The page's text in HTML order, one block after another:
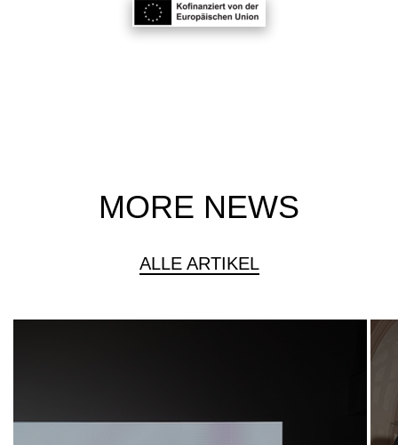
MORE NEWS
ALLE ARTIKEL